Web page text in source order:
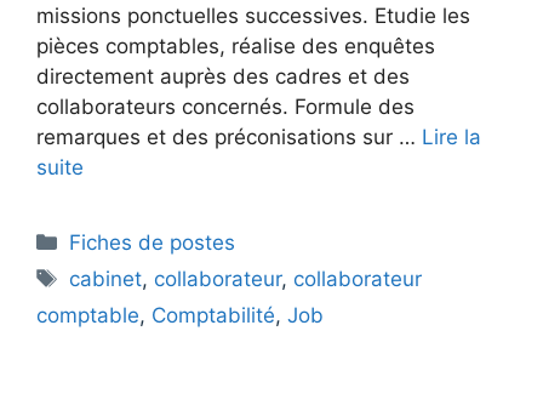
missions ponctuelles successives. Etudie les
pièces comptables, réalise des enquêtes
directement auprès des cadres et des
collaborateurs concernés. Formule des
remarques et des préconisations sur … Lire la
suite
Catégories
Fiches de postes
Étiquettes
cabinet, collaborateur, collaborateur
comptable, Comptabilité, Job